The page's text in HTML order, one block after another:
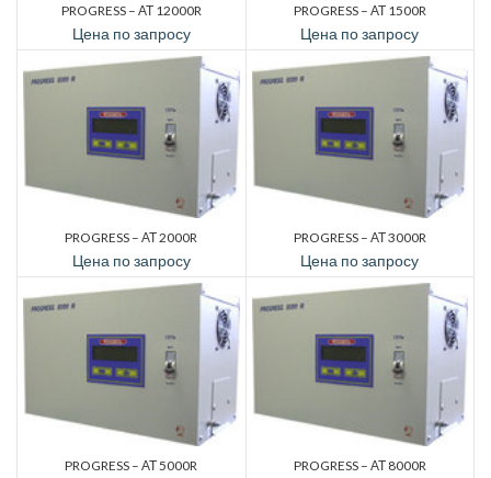
PROGRESS – АТ 12000R
Цена по запросу
PROGRESS – АТ 1500R
Цена по запросу
PROGRESS – АТ 2000R
Цена по запросу
PROGRESS – АТ 3000R
Цена по запросу
PROGRESS – АТ 5000R PROGRESS – АТ 8000R